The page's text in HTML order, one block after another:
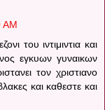
AM
του ιντιμιντια και
εγκυων γυναικων
τον χριστιανο
και καθεστε και